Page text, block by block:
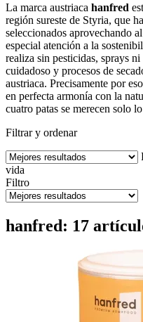
La marca austriaca hanfred
región sureste de Styria, que
seleccionados aprovechando
especial atención a la
realiza sin pesticidas, sprays
cuidadoso y procesos de
austriaca. Precisamente por
en perfecta armonía con la
cuatro patas se merecen solo
Filtrar y ordenar
vida
Filtro
hanfred: 17